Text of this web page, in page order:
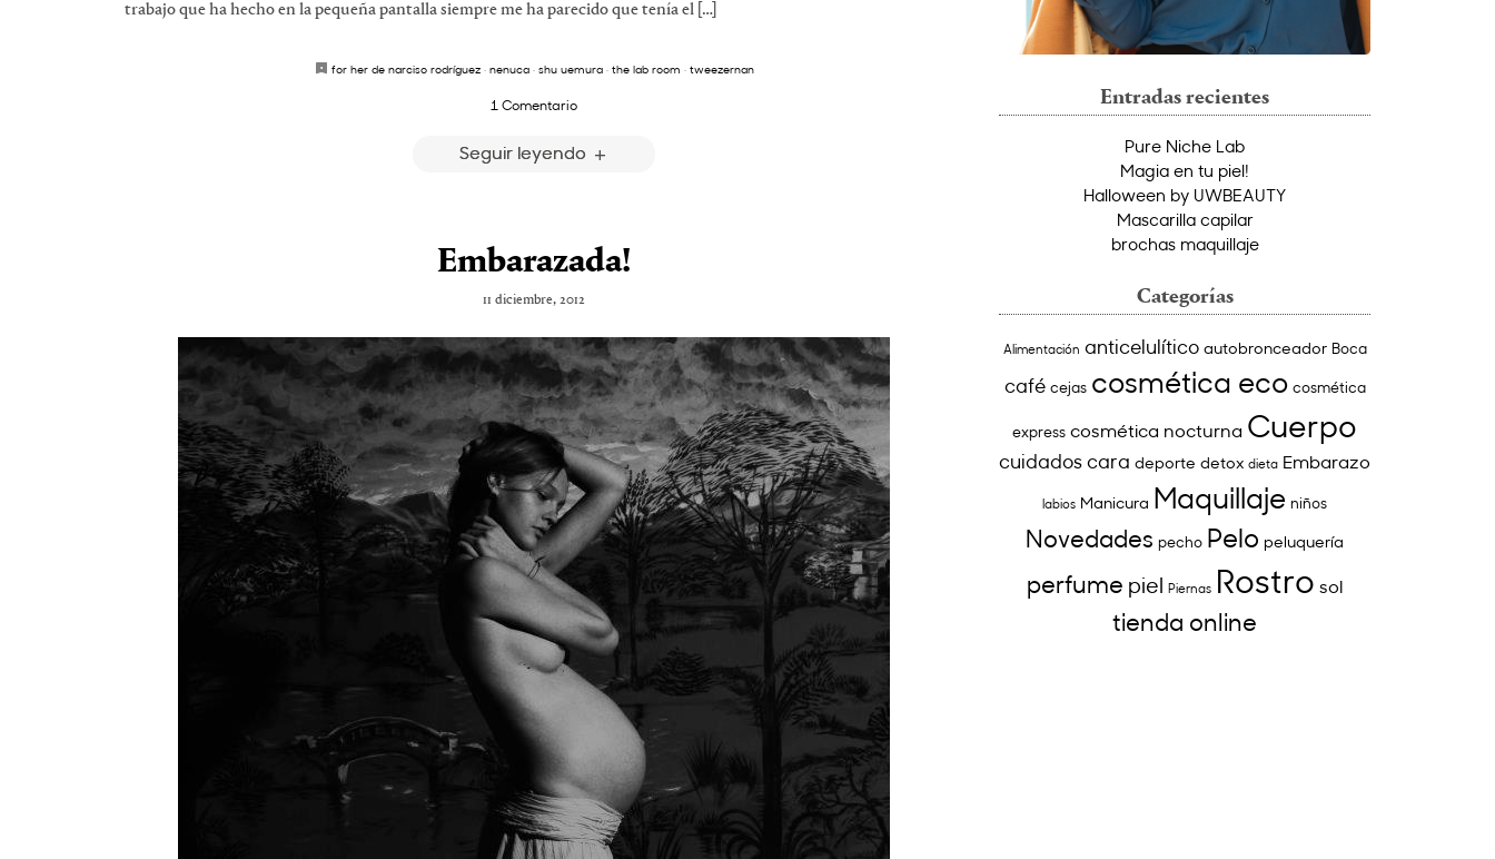
trabajo que ha hecho en la pequeña pantalla siempre me ha parecido que tenía el […]
for her de narciso rodríguez· nenuca· shu uemura· the lab room · tweezernan
1 Comentario
Seguir leyendo
Embarazada!
11 diciembre, 2012
Entradas recientes
Pure Niche Lab
Magia en tu piel!
Halloween by UWBEAUTY
Mascarilla capilar
brochas maquillaje
Categorías
Alimentación anticelulítico autobronceador Boca
café cejas cosmética eco cosmética
express cosmética nocturna Cuerpo
cuidados cara deporte detox dieta Embarazo
labios Manicura Maquillaje niños
Novedades pecho Pelo peluquería
perfume piel Piernas Rostro sol
tienda online